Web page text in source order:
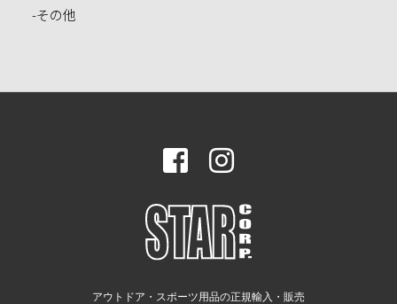
-その他
アウトドア・スポーツ用品の正規輸入・販売